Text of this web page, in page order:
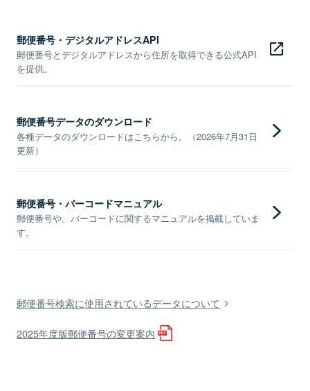
郵便番号・デジタルアドレスAPI
郵便番号とデジタルアドレスから住所を取得できる公式API
を提供。
郵便番号データのダウンロード
各種データのダウンロードはこちらから。（2026年7月31日
更新）
郵便番号・バーコードマニュアル
郵便番号や、バーコードに関するマニュアルを掲載していま
す。
郵便番号検索に使用されているデータについて
2025年度版郵便番号の変更案内